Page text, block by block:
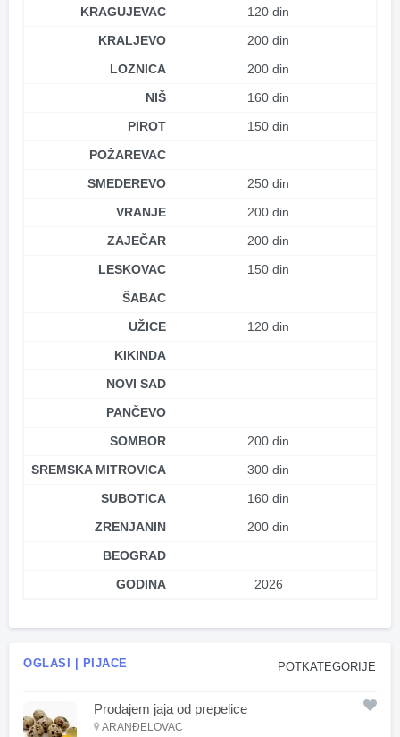
KRAGUJEVAC
120 din
KRALJEVO
200 din
LOZNICA
200 din
NIŠ
160 din
PIROT
150 din
POŽAREVAC
SMEDEREVO
250 din
VRANJE
200 din
ZAJEČAR
200 din
LESKOVAC
150 din
ŠABAC
UŽICE
120 din
KIKINDA
NOVI SAD
PANČEVO
SOMBOR
200 din
SREMSKA MITROVICA
300 din
SUBOTICA
160 din
ZRENJANIN
200 din
BEOGRAD
GODINA
2026
POTKATEGORIJE
OGLASI | PIJACE
Prodajem jaja od prepelice
ARANĐELOVAC